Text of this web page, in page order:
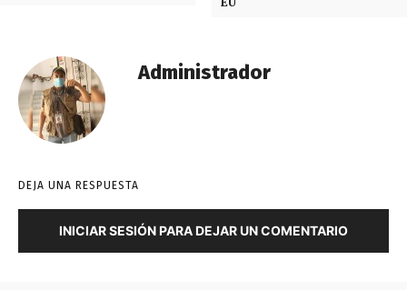
Administrador
DEJA UNA RESPUESTA
INICIAR SESIÓN PARA DEJAR UN COMENTARIO